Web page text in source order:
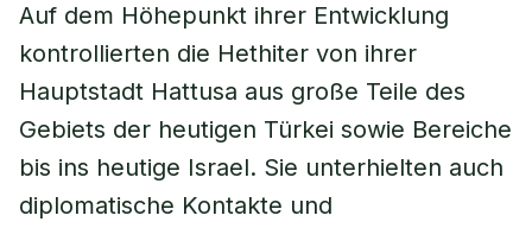
Auf dem Höhepunkt ihrer Entwicklung
kontrollierten die Hethiter von ihrer
Hauptstadt Hattusa aus große Teile des
Gebiets der heutigen Türkei sowie Bereiche
bis ins heutige Israel. Sie unterhielten auch
diplomatische Kontakte und